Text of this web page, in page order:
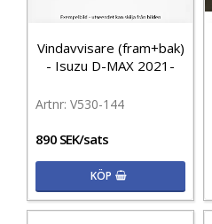
Vindavvisare (fram+bak)
- Isuzu D-MAX 2021-
V530-144
890 SEK/sats
KÖP